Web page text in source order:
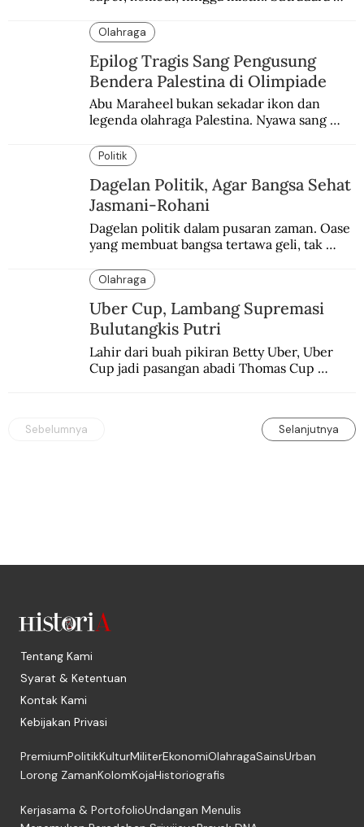
Olahraga
Epilog Tragis Sang Pengusung
Bendera Palestina di Olimpiade
Abu Maraheel bukan sekadar ikon dan
legenda olahraga Palestina. Nyawa sang
memblokade Rafah.
Politik
Dagelan Politik, Agar Bangsa Sehat
Jasmani-Rohani
Dagelan politik dalam pusaran zaman. Oase
yang membuat bangsa tertawa geli, tak
Olahraga
Uber Cup, Lambang Supremasi
Bulutangkis Putri
Lahir dari buah pikiran Betty Uber, Uber
Cup jadi pasangan abadi Thomas Cup
Sebelumnya Selanjutnya
Tentang Kami
Syarat & Ketentuan
Kontak Kami
Kebijakan Privasi
PremiumPolitikKulturMiliterEkonomiOlahragaSainsUrban
Lorong ZamanKolomKojaHistoriografis
Kerjasama & PortofolioUndangan Menulis